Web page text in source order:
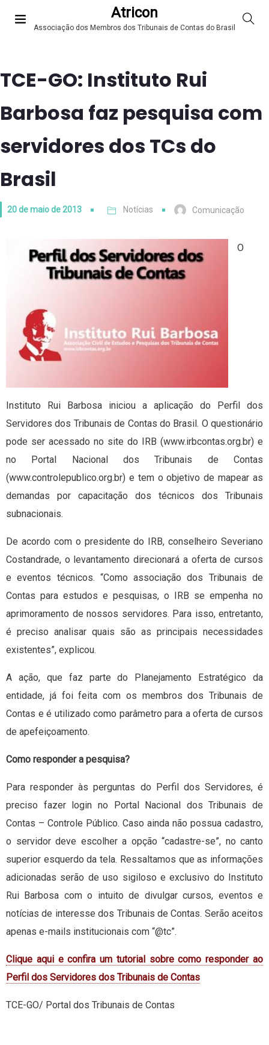
Atricon
Associação dos Membros dos Tribunais de Contas do Brasil
TCE-GO: Instituto Rui
Barbosa faz pesquisa com
servidores dos TCs do
Brasil
20 de maio de 2013 Notícias Comunicação
O
Instituto Rui Barbosa iniciou a aplicação do Perfil dos
Servidores dos Tribunais de Contas do Brasil. O questionário
pode ser acessado no site do IRB (www.irbcontas.org.br) e
no Portal Nacional dos Tribunais de Contas
(www.controlepublico.org.br) e tem o objetivo de mapear as
demandas por capacitação dos técnicos dos Tribunais
subnacionais.
De acordo com o presidente do IRB, conselheiro Severiano
Costandrade, o levantamento direcionará a oferta de cursos
e eventos técnicos. “Como associação dos Tribunais de
Contas para estudos e pesquisas, o IRB se empenha no
aprimoramento de nossos servidores. Para isso, entretanto,
é preciso analisar quais são as principais necessidades
existentes”, explicou.
A ação, que faz parte do Planejamento Estratégico da
entidade, já foi feita com os membros dos Tribunais de
Contas e é utilizado como parâmetro para a oferta de cursos
de apefeiçoamento.
Como responder a pesquisa?
Para responder às perguntas do Perfil dos Servidores, é
preciso fazer login no Portal Nacional dos Tribunais de
Contas – Controle Público. Caso ainda não possua cadastro,
o servidor deve escolher a opção “cadastre-se”, no canto
superior esquerdo da tela. Ressaltamos que as informações
adicionadas serão de uso sigiloso e exclusivo do Instituto
Rui Barbosa com o intuito de divulgar cursos, eventos e
notícias de interesse dos Tribunais de Contas. Serão aceitos
apenas e-mails institucionais com “@tc”.
Clique aqui e confira um tutorial sobre como responder ao
Perfil dos Servidores dos Tribunais de Contas
TCE-GO/ Portal dos Tribunais de Contas